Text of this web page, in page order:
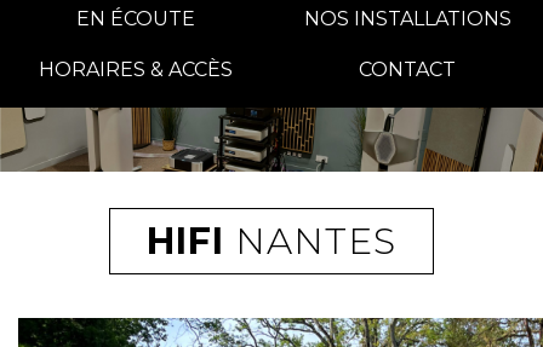
E-BOUTIQUE
HIFI GROUP
MAGASINS
EN ÉCOUTE NOS INSTALLATIONS
HORAIRES & ACCÈS CONTACT
HIFI NANTES